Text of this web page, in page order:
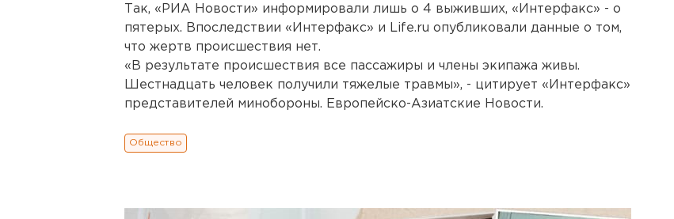
Так, «РИА Новости» информировали лишь о 4 выживших, «Интерфакс» - о
пятерых. Впоследствии «Интерфакс» и Life.ru опубликовали данные о том,
что жертв происшествия нет.
«В результате происшествия все пассажиры и члены экипажа живы.
Шестнадцать человек получили тяжелые травмы», - цитирует «Интерфакс»
представителей минобороны. Европейско-Азиатские Новости.
Общество